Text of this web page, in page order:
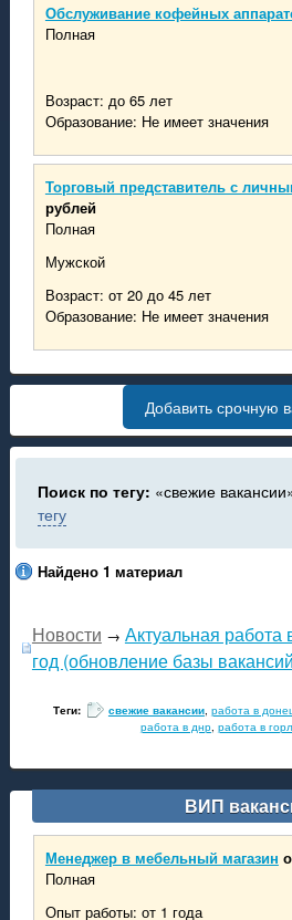
Обслуживание кофейных
Полная
Возраст: до 65 лет
Образование: Не имеет значения
Торговый представитель с
рублей
Полная
Мужской
Возраст: от 20 до 45 лет
Образование: Не имеет значения
Добавить срочную
Поиск по тегу: «свежие
тегу
Найдено 1 материал
Новости → Актуальная
год (обновление базы
Теги: свежие вакансии, работа в
работа в днр, работа в
ВИП
Менеджер в мебельный магазин
Полная
Опыт работы: от 1 года